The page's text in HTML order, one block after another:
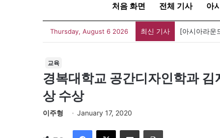
처음 화면 전체 기사 아
Thursday, August 6 2026 최신 기사
교육
경복대학교 공간디자인학과
상 수상
이주형 January 17, 2020
이메일